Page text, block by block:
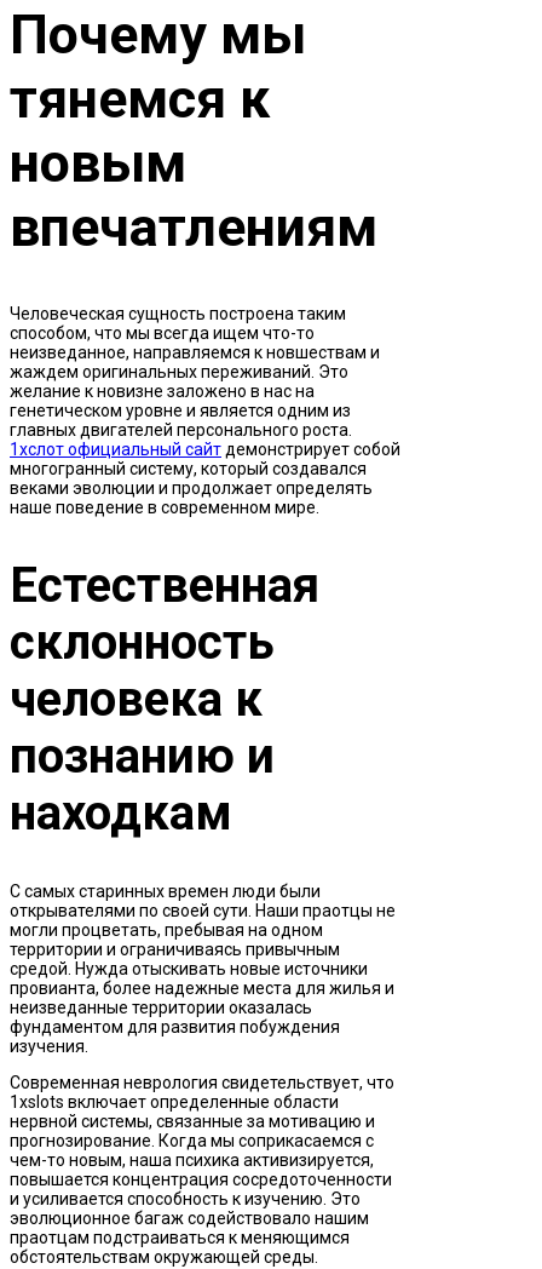
Почему мы
тянемся к
новым
впечатлениям
Человеческая сущность построена таким
способом, что мы всегда ищем что-то
неизведанное, направляемся к новшествам и
жаждем оригинальных переживаний. Это
желание к новизне заложено в нас на
генетическом уровне и является одним из
главных двигателей персонального роста.
1хслот официальный сайт демонстрирует собой
многогранный систему, который создавался
веками эволюции и продолжает определять
наше поведение в современном мире.
Естественная
склонность
человека к
познанию и
находкам
С самых старинных времен люди были
открывателями по своей сути. Наши праотцы не
могли процветать, пребывая на одном
территории и ограничиваясь привычным
средой. Нужда отыскивать новые источники
провианта, более надежные места для жилья и
неизведанные территории оказалась
фундаментом для развития побуждения
изучения.
Современная неврология свидетельствует, что
1xslots включает определенные области
нервной системы, связанные за мотивацию и
прогнозирование. Когда мы соприкасаемся с
чем-то новым, наша психика активизируется,
повышается концентрация сосредоточенности
и усиливается способность к изучению. Это
эволюционное багаж содействовало нашим
праотцам подстраиваться к меняющимся
обстоятельствам окружающей среды.